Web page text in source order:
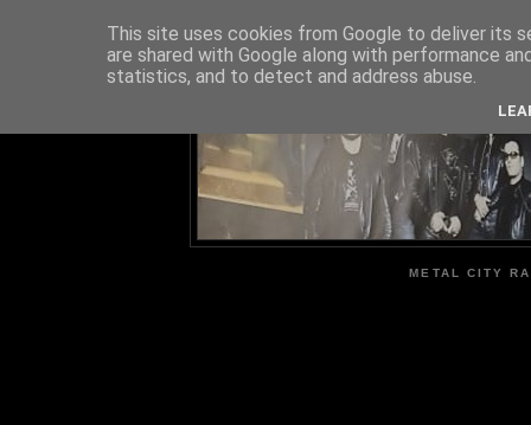
METAL CITY
This site uses cookies from Google to deliver its
are shared with Google along with performance
statistics, and to detect and address abuse.